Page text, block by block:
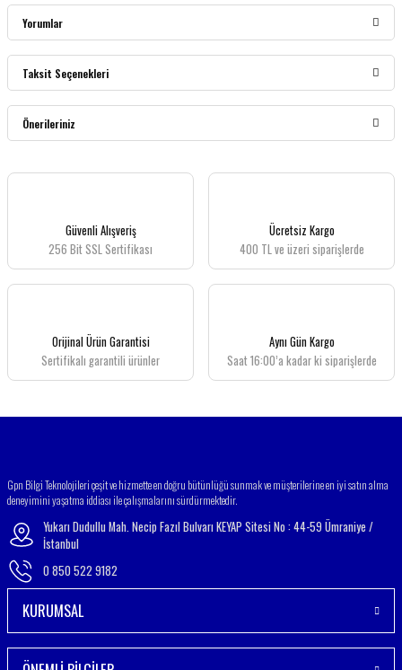
Yorumlar
Bu ürüne ilk yorumu siz yapın!
Taksit Seçenekleri
Önerileriniz
Bu ürünün fiyat bilgisi, resim, ürün açıklamalarında ve diğer konularda yetersiz
Ürün resmi kalitesiz, bozuk veya görüntülenemiyor.
Bu ürüne benzer farklı alternatifler olmalı.
Güvenli Alışveriş
256 Bit SSL Sertifikası
Ücretsiz Kargo
400 TL ve üzeri siparişlerde
Orijinal Ürün Garantisi
Sertifikalı garantili ürünler
Aynı Gün Kargo
Saat 16:00’a kadar ki siparişlerde
Gpn Bilgi Teknolojileri çeşit ve hizmette en doğru bütünlüğü sunmak ve müşterilerine en iyi satın alma
deneyimini yaşatma iddiası ile çalışmalarını sürdürmektedir.
Yukarı Dudullu Mah. Necip Fazıl Bulvarı KEYAP Sitesi No : 44-59 Ümraniye /
İstanbul
0 850 522 9182
KURUMSAL